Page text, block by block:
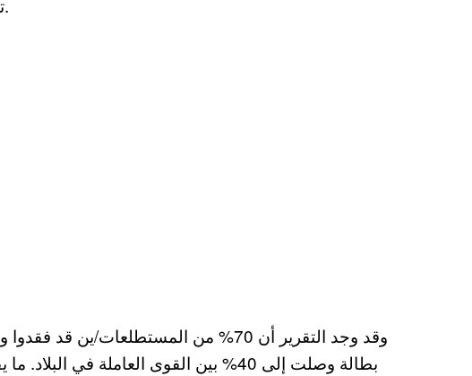
تأثير هذه الأزمات على مجتمع الكوير في لبنان.
وقد وجد التقرير أن 70% من المستطلعات/
بطالة وصلت إلى 40% بين القوى العاملة